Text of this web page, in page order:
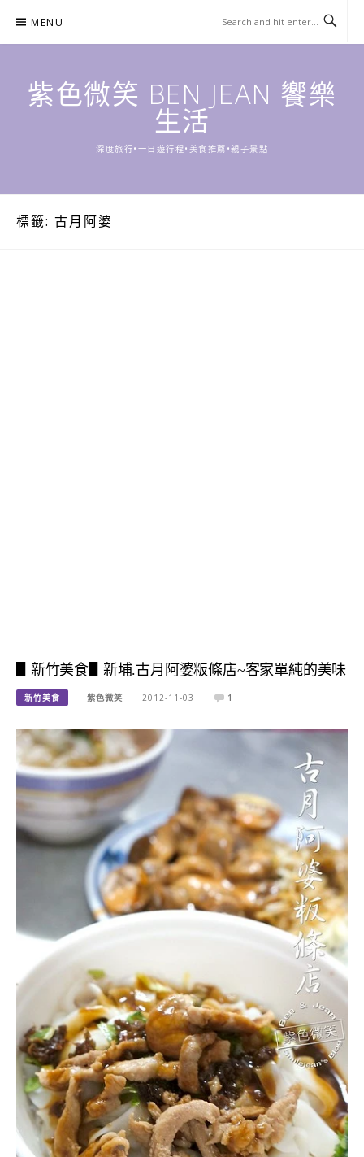
content
MENU
紫色微笑 BEN JEAN 饗樂
生活
深度旅行•一日遊行程•美食推薦•親子景點
標籤: 古月阿婆
▋新竹美食▋新埔.古月阿婆粄條店~客家單純的美味
新竹美食 紫色微笑 2012-11-03 1